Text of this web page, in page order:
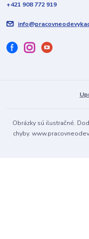
+421 908 772 919
Obrázky sú ilustračné.
chyby.